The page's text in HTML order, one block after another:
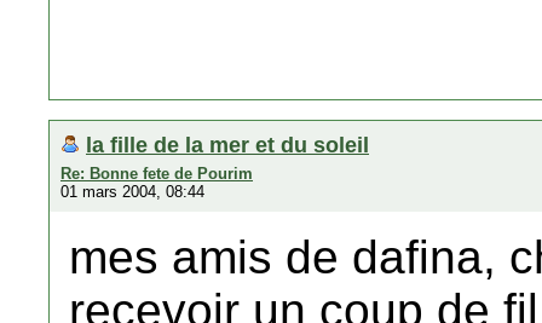
la fille de la mer et du soleil
Re: Bonne fete de Pourim
01 mars 2004, 08:44
mes amis de dafina,
recevoir un coup de